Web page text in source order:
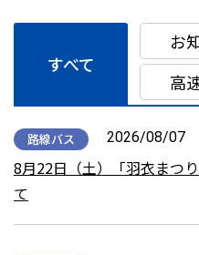
すべて
お
高
2026/08/07
路線バス
8月22日（土）「羽衣まつ
て